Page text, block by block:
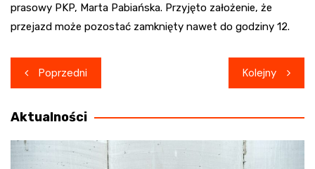
prasowy PKP, Marta Pabiańska. Przyjęto założenie, że
przejazd może pozostać zamknięty nawet do godziny 12.
Nawigacja
wpisu
Poprzedni Kolejny
Aktualności